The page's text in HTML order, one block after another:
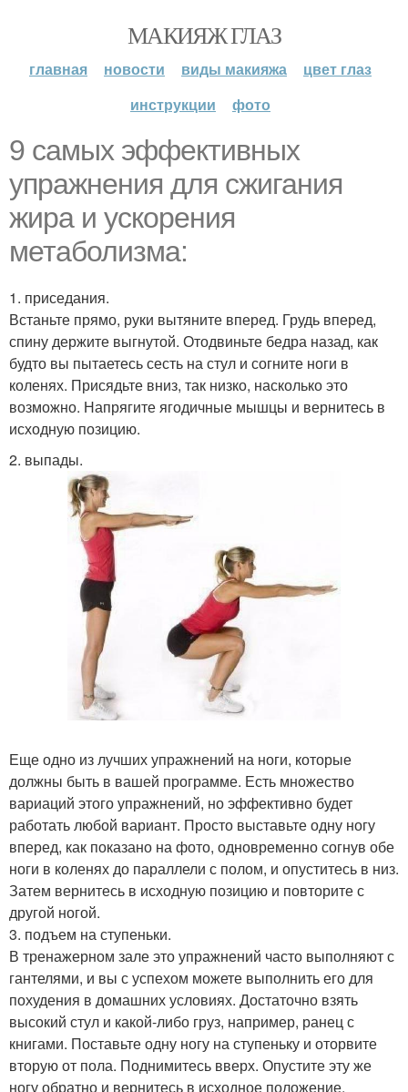
МАКИЯЖ ГЛАЗ
главная новости виды макияжа
цвет глаз
инструкции
фото
9 самых эффективных
упражнения для сжигания
жира и ускорения
метаболизма:
1. приседания.
Встаньте прямо, руки вытяните вперед. Грудь вперед,
спину держите выгнутой. Отодвиньте бедра назад, как
будто вы пытаетесь сесть на стул и согните ноги в
коленях. Присядьте вниз, так низко, насколько это
возможно. Напрягите ягодичные мышцы и вернитесь в
исходную позицию.
2. выпады.
Еще одно из лучших упражнений на ноги, которые
должны быть в вашей программе. Есть множество
вариаций этого упражнений, но эффективно будет
работать любой вариант. Просто выставьте одну ногу
вперед, как показано на фото, одновременно согнув обе
ноги в коленях до параллели с полом, и опуститесь в низ.
Затем вернитесь в исходную позицию и повторите с
другой ногой.
3. подъем на ступеньки.
В тренажерном зале это упражнений часто выполняют с
гантелями, и вы с успехом можете выполнить его для
похудения в домашних условиях. Достаточно взять
высокий стул и какой-либо груз, например, ранец с
книгами. Поставьте одну ногу на ступеньку и оторвите
вторую от пола. Поднимитесь вверх. Опустите эту же
ногу обратно и вернитесь в исходное положение.